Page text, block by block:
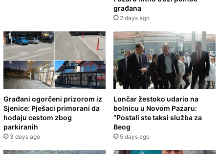
građana
2 days ago
Građani ogorčeni prizorom iz
Sjenice: Pješaci primorani da
hodaju cestom zbog
parkiranih
3 days ago
Lončar žestoko udario na
bolnicu u Novom Pazaru:
“Postali ste taksi služba za
Beog
5 days ago